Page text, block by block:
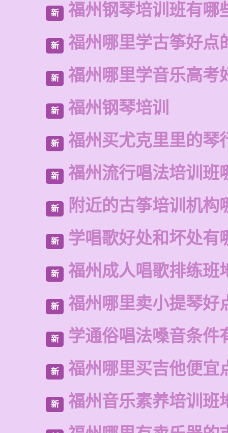
新 福州钢琴培训班有哪
新 福州哪里学古筝好点
新 福州哪里学音乐高考
新 福州钢琴培训
新 福州买尤克里里的琴
新 福州流行唱法培训班
新 附近的古筝培训机构
新 学唱歌好处和坏处有
新 福州成人唱歌排练班
新 福州哪里卖小提琴好
新 学通俗唱法嗓音条件
新 福州哪里买吉他便宜
新 福州音乐素养培训班